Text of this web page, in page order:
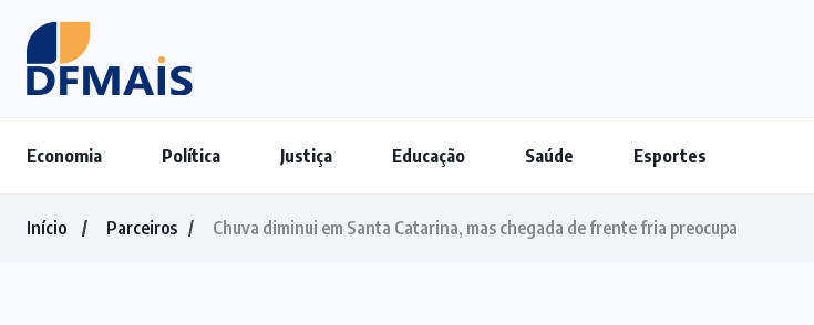
Economia Política Justiça Educação Saúde Esportes
Início Parceiros Chuva diminui em Santa Catarina, mas chegada de frente fria preocupa